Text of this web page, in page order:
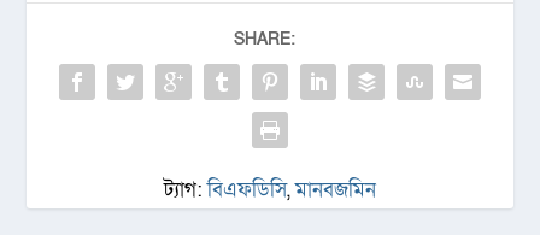
SHARE:
ট্যাগ:বিএফডিসি,মানবজমিন